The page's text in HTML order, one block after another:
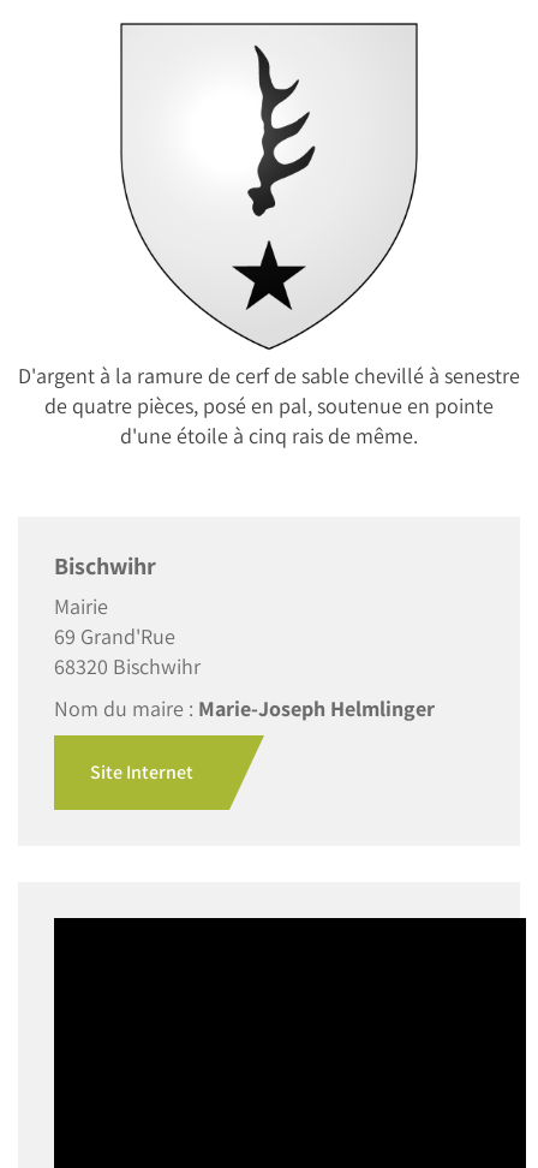
D'argent à la ramure de cerf de sable chevillé à senestre
de quatre pièces, posé en pal, soutenue en pointe
d'une étoile à cinq rais de même.
Bischwihr
Mairie
69 Grand'Rue
68320 Bischwihr
Nom du maire : Marie-Joseph Helmlinger
Site Internet